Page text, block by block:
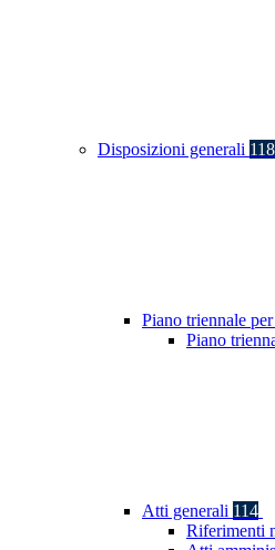
Disposizioni generali 118
Piano triennale
Piano
Atti generali 114
Riferimenti